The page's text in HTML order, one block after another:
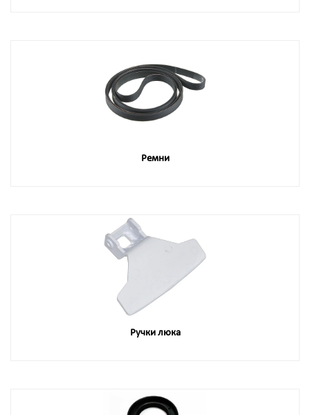
Ремни
Ручки люка